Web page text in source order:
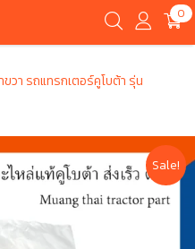
0
ขวา รถแทรกเตอร์คูโบต้า รุ่น
Sale!